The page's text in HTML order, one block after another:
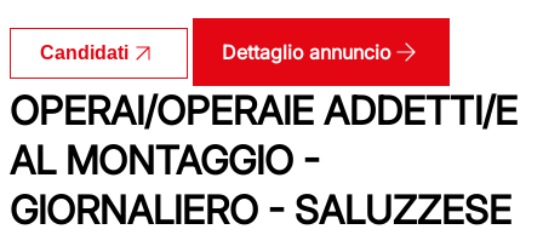
Candidati Dettaglio annuncio
OPERAI/OPERAIE ADDETTI/E
AL MONTAGGIO -
GIORNALIERO - SALUZZESE